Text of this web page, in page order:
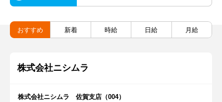
おすすめ 新着 時給 日給 月給
株式会社ニシムラ
株式会社ニシムラ 佐賀支店（004）